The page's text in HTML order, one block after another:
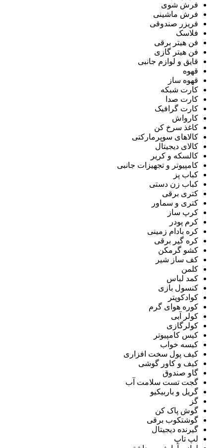
فرش شوی
فرش ماشینی
فریزر صندوقی
فلاسک
فن هیتر برقی
فن هیتر گازی
قایق و لوازم جانبی
قهوه
قهوه ساز
کارت شبکه
کارت صدا
کارت گرافیک
کارواش
کاغذ سرخ کن
کالاهای سوپرمارکتی
کالای دیجیتال
کالسکه و کریر
کامپیوتر و تجهیزات جانبی
کباب پز
کباب زن دستی
کتری برقی
کتری و سماور
کرپ ساز
کرم پودر
کره بادام زمینی
کره گیر برقی
کشو گرمکن
کف ساز شیر
کلمن
کمد لباس
کنسول بازی
کوادکوپتر
کوره هوای گرم
کولر آبی
کولرگازی
کیس کامپیوتر
کیسه خواب
کیف پول سخت افزاری
کیف و کاور گوشی
گاو صندوق
گجت تست سلامت آب
گریل و باربیکیو
گز
گوش پاک کن
گوشتکوب برقی
گیرنده دیجیتال
لپ تاپ